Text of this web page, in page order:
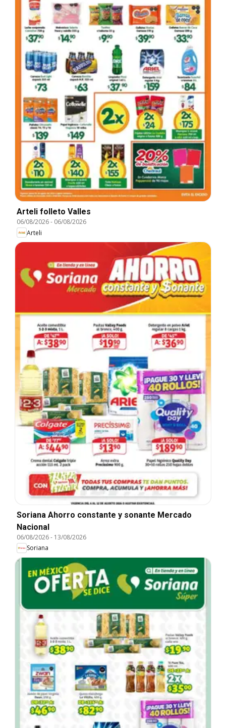
Arteli folleto Valles
06/08/2026- 06/08/2026
Arteli
Soriana Ahorro constante y sonante Mercado
Nacional
06/08/2026- 13/08/2026
Soriana